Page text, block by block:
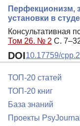
Перфекционизм,
установки в
Консультативная
Том 26. № 2 С.
DOI10.17759/
ТОП-20 статей
ТОП-20 книг
База знаний
Проекты